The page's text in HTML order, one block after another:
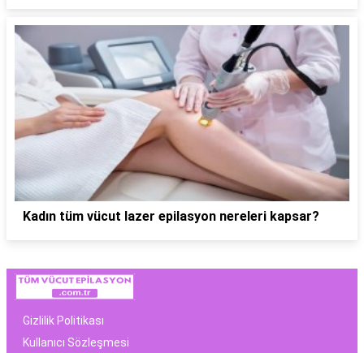
Kadın tüm vücut lazer epilasyon nereleri kapsar?
Gizlilik Politikası
Kullanıcı Sözleşmesi